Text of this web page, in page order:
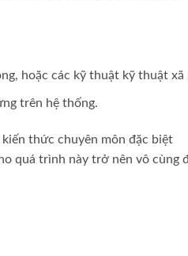
hoặc các kỹ thuật kỹ thuật xã
trên hệ thống.
thức chuyên môn đặc biệt
quá trình này trở nên vô cùng